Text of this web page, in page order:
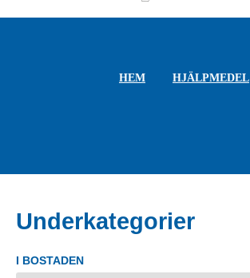
HEM HJÄLPMEDEL
Underkategorier
I BOSTADEN